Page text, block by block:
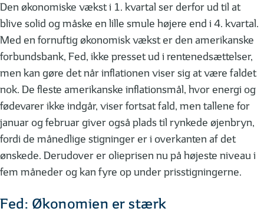
Den økonomiske vækst i 1. kvartal ser derfor ud til at
blive solid og måske en lille smule højere end i 4. kvartal.
Med en fornuftig økonomisk vækst er den amerikanske
forbundsbank, Fed, ikke presset ud i rentenedsættelser,
men kan gøre det når inflationen viser sig at være faldet
nok. De fleste amerikanske inflationsmål, hvor energi og
fødevarer ikke indgår, viser fortsat fald, men tallene for
januar og februar giver også plads til rynkede øjenbryn,
fordi de månedlige stigninger er i overkanten af det
ønskede. Derudover er olieprisen nu på højeste niveau i
fem måneder og kan fyre op under prisstigningerne.
Fed: Økonomien er stærk